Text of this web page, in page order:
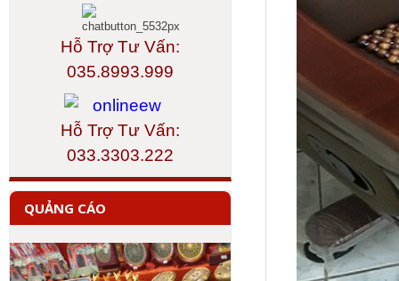
Hỗ Trợ Tư Vấn:
035.8993.999
Hỗ Trợ Tư Vấn:
033.3303.222
QUẢNG CÁO